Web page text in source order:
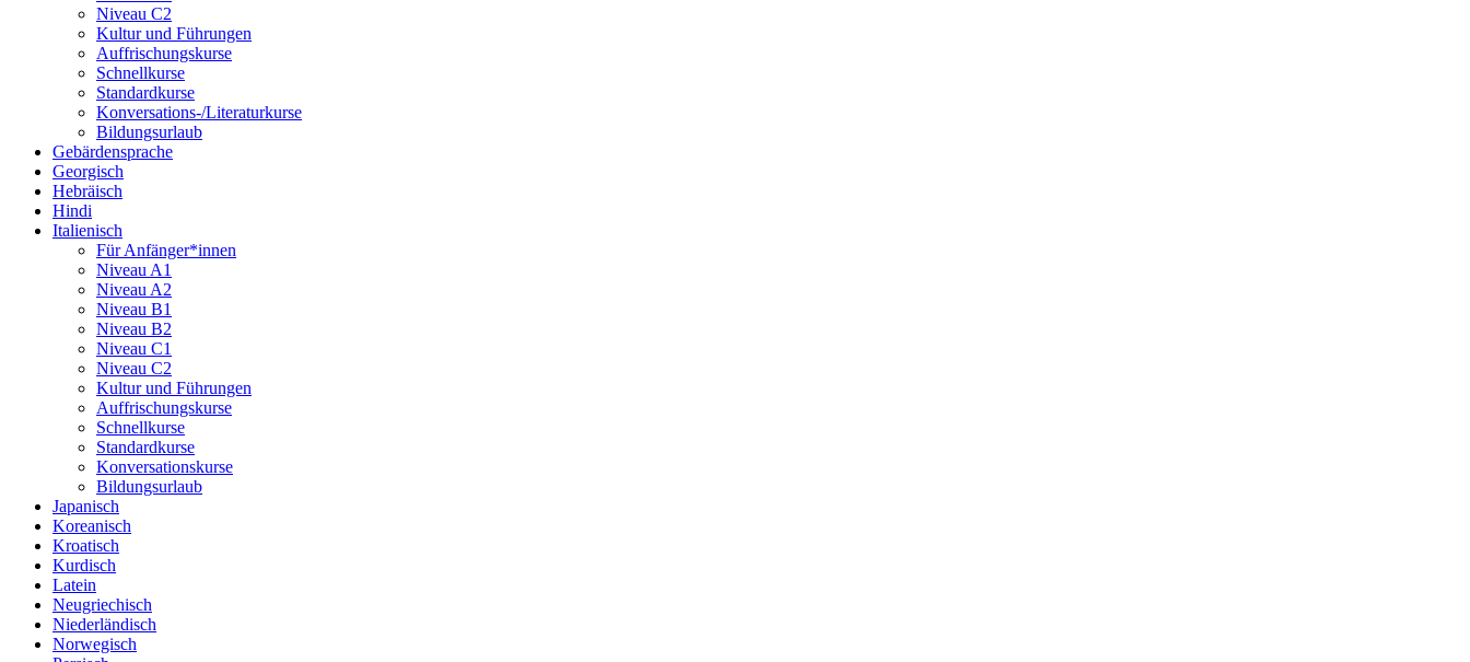
Niveau C2
Kultur und Führungen
Auffrischungskurse
Schnellkurse
Standardkurse
Konversations-/Literaturkurse
Bildungsurlaub
Gebärdensprache
Georgisch
Hebräisch
Hindi
Italienisch
Für Anfänger*innen
Niveau A1
Niveau A2
Niveau B1
Niveau B2
Niveau C1
Niveau C2
Kultur und Führungen
Auffrischungskurse
Schnellkurse
Standardkurse
Konversationskurse
Bildungsurlaub
Japanisch
Koreanisch
Kroatisch
Kurdisch
Latein
Neugriechisch
Niederländisch
Norwegisch